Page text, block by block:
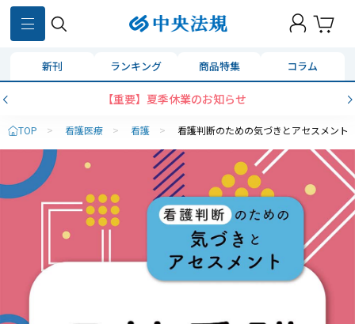
新刊 ランキング 商品特集 コラム
【重要】夏季休業のお知らせ
TOP > 看護医療 > 看護 > 看護判断のための気づきとアセスメン